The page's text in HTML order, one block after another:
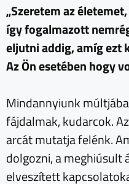
„Szeretem az
így fogalmazott
eljutni addig, amíg ezt
Az Ön esetében hogy
Mindannyiunk
fájdalmak, kudarcok.
arcát mutatja felénk.
dolgozni, a meghiúsult
elveszített